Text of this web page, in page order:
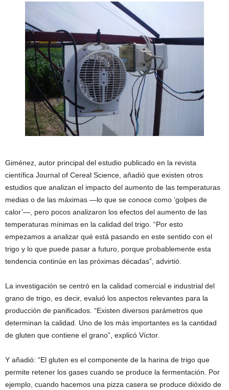
Giménez, autor principal del estudio publicado en la revista
científica Journal of Cereal Science, añadió que existen otros
estudios que analizan el impacto del aumento de las temperaturas
medias o de las máximas —lo que se conoce como ‘golpes de
calor’—, pero pocos analizaron los efectos del aumento de las
temperaturas mínimas en la calidad del trigo. “Por esto
empezamos a analizar qué está pasando en este sentido con el
trigo y lo que puede pasar a futuro, porque probablemente esta
tendencia continúe en las próximas décadas”, advirtió.
La investigación se centró en la calidad comercial e industrial del
grano de trigo, es decir, evaluó los aspectos relevantes para la
producción de panificados. “Existen diversos parámetros que
determinan la calidad. Uno de los más importantes es la cantidad
de gluten que contiene el grano”, explicó Víctor.
Y añadió: “El gluten es el componente de la harina de trigo que
permite retener los gases cuando se produce la fermentación. Por
ejemplo, cuando hacemos una pizza casera se produce dióxido de